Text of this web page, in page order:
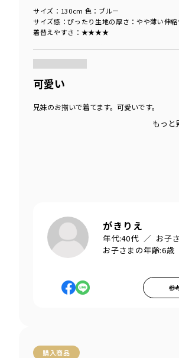
サイズ感 ：ぴったり 生地の厚さ ：やや薄い伸
着替えやすさ ：★★★★
サイズ：130cm 色：ブルー
可愛い
兄妹のお揃いで着てます。可愛いです。
もっ
がきりえ
年代:40代 お子
お子さまの年齢:6歳
参
購入商品